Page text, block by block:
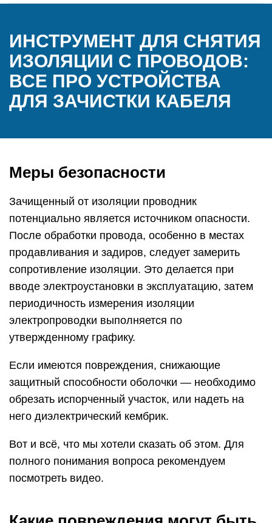
ИНСТРУМЕНТ ДЛЯ СНЯТИЯ
ИЗОЛЯЦИИ С ПРОВОДОВ:
ВСЕ ПРО УСТРОЙСТВА
ДЛЯ ЗАЧИСТКИ КАБЕЛЯ
Меры безопасности
Зачищенный от изоляции проводник
потенциально является источником опасности.
После обработки провода, особенно в местах
продавливания и задиров, следует замерить
сопротивление изоляции. Это делается при
вводе электроустановки в эксплуатацию, затем
периодичность измерения изоляции
электропроводки выполняется по
утвержденному графику.
Если имеются повреждения, снижающие
защитный способности оболочки — необходимо
обрезать испорченный участок, или надеть на
него диэлектрический кембрик.
Вот и всё, что мы хотели сказать об этом. Для
полного понимания вопроса рекомендуем
посмотреть видео.